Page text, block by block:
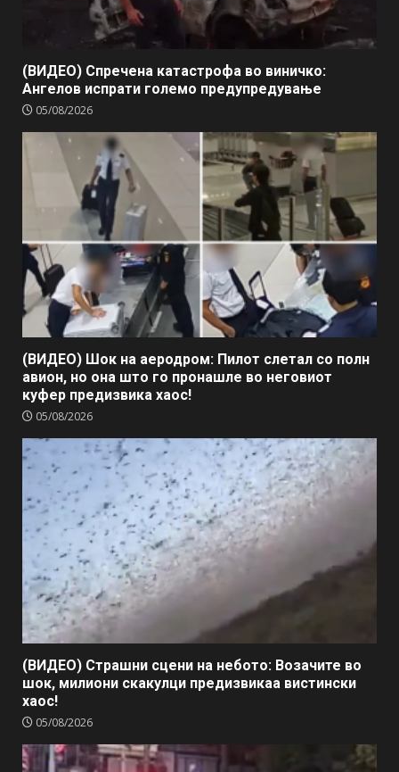
(ВИДЕО) Спречена катастрофа во виничко:
Ангелов испрати големо предупредување
05/08/2026
(ВИДЕО) Шок на аеродром: Пилот слетал со полн
авион, но она што го пронашле во неговиот
куфер предизвика хаос!
05/08/2026
(ВИДЕО) Страшни сцени на небото: Возачите во
шок, милиони скакулци предизвикаа вистински
хаос!
05/08/2026